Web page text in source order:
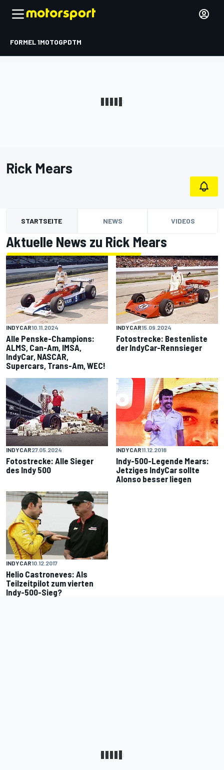
FORMEL 1MOTOGPDTM
Rick Mears
STARTSEITE NEWS VIDEOS
Aktuelle News zu Rick Mears
INDYCAR10.11.2024
Alle Penske-Champions:
ALMS, Can-Am, IMSA,
IndyCar, NASCAR,
Supercars, Trans-Am, WEC!
INDYCAR15.09.2024
Fotostrecke: Bestenliste
der IndyCar-Rennsieger
INDYCAR27.05.2024
Fotostrecke: Alle Sieger
des Indy 500
INDYCAR11.12.2018
Indy-500-Legende Mears:
Jetziges IndyCar sollte
Alonso besser liegen
INDYCAR10.12.2017
Helio Castroneves: Als
Teilzeitpilot zum vierten
Indy-500-Sieg?